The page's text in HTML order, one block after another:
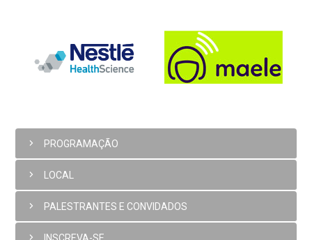
PROGRAMAÇÃO
LOCAL
PALESTRANTES E CONVIDADOS